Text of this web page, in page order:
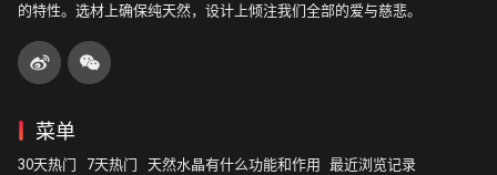
的特性。选材上确保纯天然，设计上倾注我们全部的爱与慈悲。
菜单
30天热门 7天热门 天然水晶有什么功能和作用 最近浏览记录